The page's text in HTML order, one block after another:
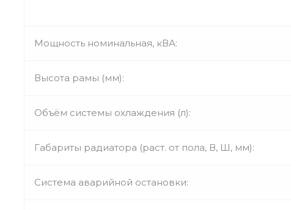
Мощность номинальная, кВА:
Высота рамы (мм):
Объём системы охлаждения (л):
Габариты радиатора (раст. от пола, В, Ш, мм):
Система аварийной остановки: